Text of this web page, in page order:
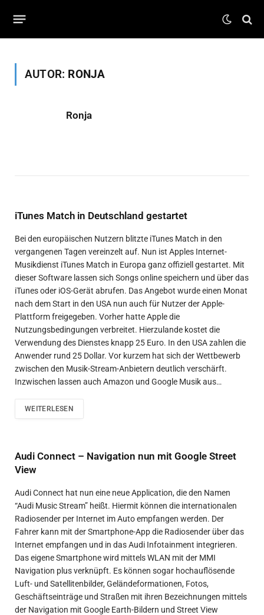
AUTOR: RONJA
Ronja
iTunes Match in Deutschland gestartet
Bei den europäischen Nutzern blitzte iTunes Match in den
vergangenen Tagen vereinzelt auf. Nun ist Apples Internet-
Musikdienst iTunes Match in Europa ganz offiziell gestartet. Mit
dieser Software lassen sich Songs online speichern und über das
iTunes oder iOS-Gerät abrufen. Das Angebot wurde einen Monat
nach dem Start in den USA nun auch für Nutzer der Apple-
Plattform freigegeben. Vorher hatte Apple die
Nutzungsbedingungen verbreitet. Hierzulande kostet die
Verwendung des Dienstes knapp 25 Euro. In den USA zahlen die
Anwender rund 25 Dollar. Vor kurzem hat sich der Wettbewerb
zwischen den Musik-Stream-Anbietern deutlich verschärft.
Inzwischen lassen auch Amazon und Google Musik aus…
WEITERLESEN
Audi Connect – Navigation nun mit Google Street
View
Audi Connect hat nun eine neue Application, die den Namen
“Audi Music Stream” heißt. Hiermit können die internationalen
Radiosender per Internet im Auto empfangen werden. Der
Fahrer kann mit der Smartphone-App die Radiosender über das
Internet empfangen und in das Audi Infotainment integrieren.
Das eigene Smartphone wird mittels WLAN mit der MMI
Navigation plus verknüpft. Es können sogar hochauflösende
Luft- und Satellitenbilder, Geländeformationen, Fotos,
Geschäftseinträge und Straßen mit ihren Bezeichnungen mittels
der Navigation mit Google Earth-Bildern und Street View